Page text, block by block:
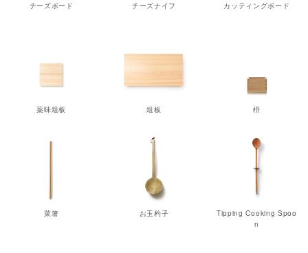
チーズボード チーズナイフ カッティングボード
薬味俎板 俎板 枡
菜箸 お玉杓子
Tipping Cooking Spoo
n